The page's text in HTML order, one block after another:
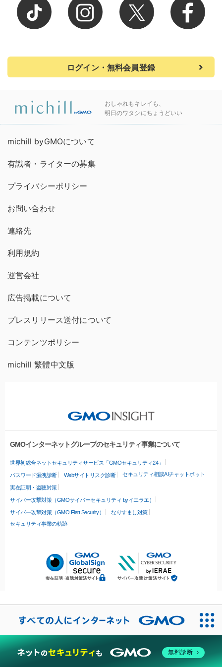
ログイン・無料会員登録
おしゃれもキレイも、
明日のワタシにちょうどいい
michill byGMOについて
有識者・ライターの募集
プライバシーポリシー
お問い合わせ
連絡先
利用規約
運営会社
広告掲載について
プレスリリース送付について
コンテンツポリシー
michill 繁體中文版
GMOインターネットグループのセキュリティ事業について
世界初総合ネットセキュリティサービス「GMOセキュリティ24」
パスワード漏洩診断 Webサイトリスク診断 セキュリティ相談AIチャットボット
実在証明・盗聴対策
サイバー攻撃対策（GMOサイバーセキュリティ byイエラエ）
サイバー攻撃対策（GMO Flatt Security）
なりすまし対策
セキュリティ事業の軌跡
無料診断